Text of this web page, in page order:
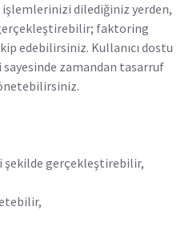
işlemlerinizi dilediğiniz yerden,
faktoring
edebilirsiniz. Kullanıcı dostu
zamandan tasarruf
şekilde gerçekleştirebilir,